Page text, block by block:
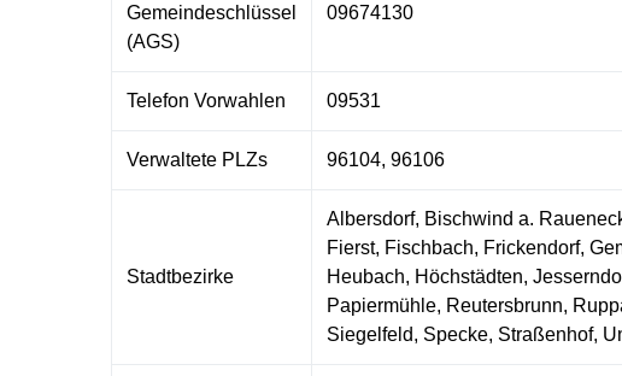
Gemeindeschlüssel
(AGS)
09674130
Telefon Vorwahlen 09531
Verwaltete PLZs 96104, 96106
Stadtbezirke
Albersdorf, Bischwind a.
Fierst, Fischbach, Frickendorf,
Heubach, Höchstädten,
Papiermühle, Reutersbrunn,
Siegelfeld, Specke, Straßenhof,